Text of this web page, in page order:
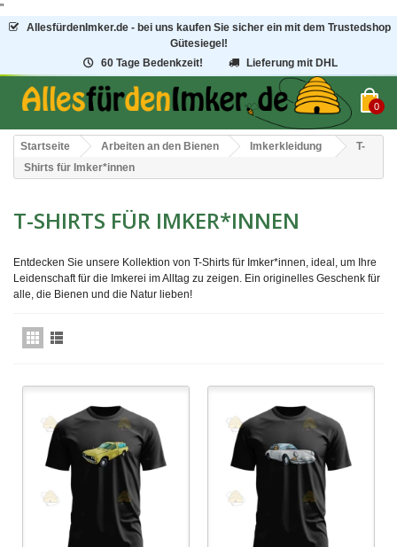
"
AllesfürdenImker.de - bei uns kaufen Sie sicher ein mit dem Trustedshop
Gütesiegel!
60 Tage Bedenkzeit!
Lieferung mit DHL
0
Startseite Arbeiten an den Bienen Imkerkleidung
T-
Shirts für Imker*innen
T-SHIRTS FÜR IMKER*INNEN
Entdecken Sie unsere Kollektion von T-Shirts für Imker*innen, ideal, um Ihre
Leidenschaft für die Imkerei im Alltag zu zeigen. Ein originelles Geschenk für
alle, die Bienen und die Natur lieben!